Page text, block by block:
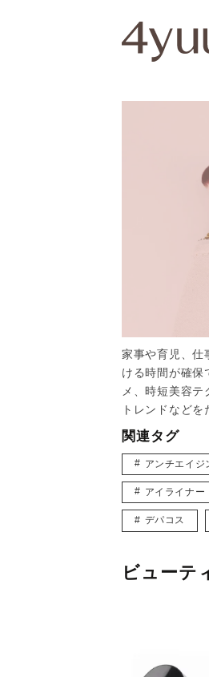
家事や育児、仕
ける時間が確保
メ、時短美容
トレンドなどを
関連タグ
アンチエイジ
アイライナー
デパコス
ビューテ